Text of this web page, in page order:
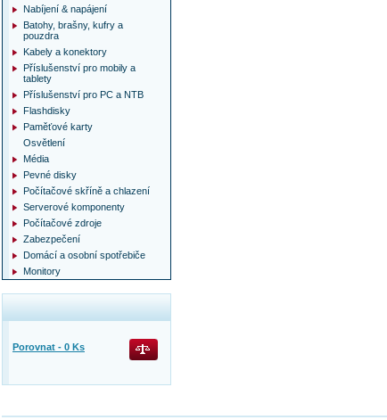
Nabíjení & napájení
Batohy, brašny, kufry a
pouzdra
Kabely a konektory
Příslušenství pro mobily a
tablety
Příslušenství pro PC a NTB
Flashdisky
Paměťové karty
Osvětlení
Média
Pevné disky
Počítačové skříně a chlazení
Serverové komponenty
Počítačové zdroje
Zabezpečení
Domácí a osobní spotřebiče
Monitory
Porovnat - 0 Ks